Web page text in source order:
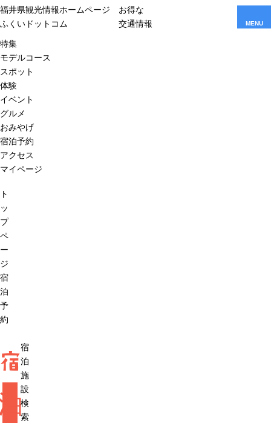
福井県観光情報ホームページ
ふくいドットコム
お得な
交通情報
MENU
特集
モデルコース
スポット
体験
イベント
グルメ
おみやげ
宿泊予約
アクセス
マイページ
ト
ッ
プ
ペ
ー
ジ
宿
泊
予
約
宿
泊
施
設
検
索